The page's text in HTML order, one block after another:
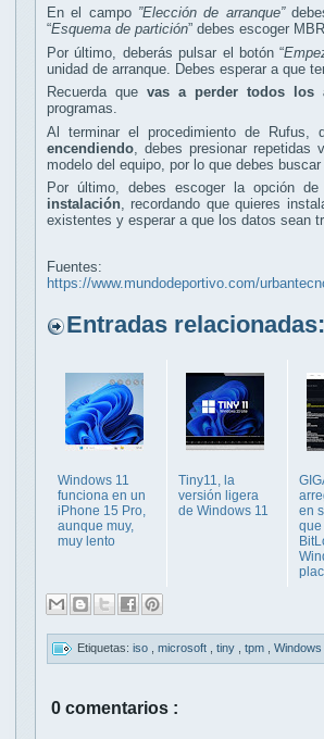
En el campo ”Elección de arranque”
“Esquema de partición” debes escoger
Por último, deberás pulsar el botón “
unidad de arranque. Debes esperar a que
Recuerda que vas a perder todos los
programas.
Al terminar el procedimiento de Rufus,
encendiendo , debes presionar
modelo del equipo, por lo que debes buscar
Por último, debes escoger la opción de
instalación, recordando que quieres
existentes y esperar a que los datos sean
Fuentes:
https://www.mundodeportivo.com/
Entradas relacionadas:
Windows 11
funciona en un
iPhone 15 Pro,
aunque muy,
muy lento
Tiny11, la
versión ligera
de Windows 11
en
que
Etiquetas: iso microsoft tiny tpm Windows
0 comentarios :